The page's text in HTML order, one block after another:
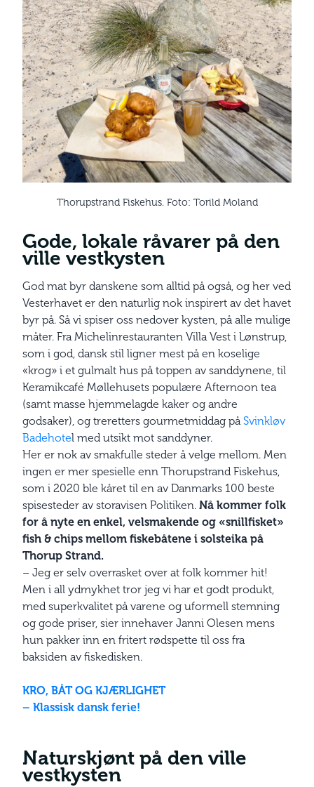
Thorupstrand Fiskehus. Foto: Torild Moland
Gode, lokale råvarer på den
ville vestkysten
God mat byr danskene som alltid på også, og her ved
Vesterhavet er den naturlig nok inspirert av det havet
byr på. Så vi spiser oss nedover kysten, på alle mulige
måter. Fra Michelinrestauranten Villa Vest i Lønstrup,
som i god, dansk stil ligner mest på en koselige
«krog» i et gulmalt hus på toppen av sanddynene, til
Keramikcafé Møllehusets populære Afternoon tea
(samt masse hjemmelagde kaker og andre
godsaker), og treretters gourmetmiddag påSvinkløv
Badehotel med utsikt mot sanddyner.
Her er nok av smakfulle steder å velge mellom. Men
ingen er mer spesielle enn Thorupstrand Fiskehus,
som i 2020 ble kåret til en av Danmarks 100 beste
spisesteder av storavisen Politiken. Nå kommer folk
for å nyte en enkel, velsmakende og «snillfisket»
fish & chips mellom fiskebåtene i solsteika på
Thorup Strand.
– Jeg er selv overrasket over at folk kommer hit!
Men i all ydmykhet tror jeg vi har et godt produkt,
med superkvalitet på varene og uformell stemning
og gode priser, sier innehaver Janni Olesen mens
hun pakker inn en fritert rødspette til oss fra
baksiden av fiskedisken.
KRO, BÅT OG KJÆRLIGHET
– Klassisk dansk ferie!
Naturskjønt på den ville
vestkysten